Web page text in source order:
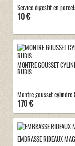
Service digestif en
10 €
MONTRE GOUSSET
RUBIS
Montre gousset cylindre
170 €
EMBRASSE RIDEAUX